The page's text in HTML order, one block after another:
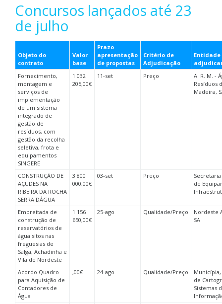
Concursos lançados até 23
de julho
Objeto do
contrato
Valor
base
Prazo
apresentação
de propostas
Critério de
Adjudicação
Entidade
Fornecimento,
montagem e
serviços de
implementação
de um sistema
integrado de
gestão de
resíduos, com
gestão da recolha
seletiva, frota e
equipamentos
SINGERE
1 032
205,00€
11-set Preço
A. R. M. -
Resíduos
Madeira,
CONSTRUÇÃO DE
AÇUDES NA
RIBEIRA DA ROCHA
SERRA DÁGUA
3 800
000,00€
03-set Preço
de
Empreitada de
construção de
reservatórios de
água sitos nas
freguesias de
Salga, Achadinha e
Vila de Nordeste
1 156
650,00€
25-ago Qualidade/Preço
Nordeste
SA
Acordo Quadro
para Aquisição de
Contadores de
Água
,00€ 24-ago Qualidade/Preço
de
Sistemas